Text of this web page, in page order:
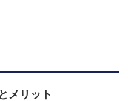
メリット